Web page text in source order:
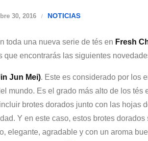
30, 2016 NOTICIAS
toda una nueva serie de tés en Fresh
que encontrarás las siguientes
Jun Mei). Este es considerado por los
mundo. Es el grado más alto de los tés
brotes dorados junto con las hojas
Y en este caso, estos brotes dorados
elegante, agradable y con un aroma